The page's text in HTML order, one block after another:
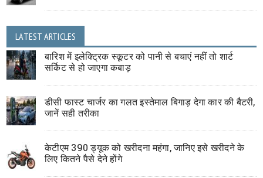
LATEST ARTICLES
बारिश में इलेक्ट्रिक स्कूटर को पानी से बचाएं नहीं तो शार्ट
सर्किट से हो जाएगा कबाड़
डीसी फास्ट चार्जर का गलत इस्तेमाल बिगाड़ देगा कार की बैटरी,
जानें सही तरीका
केटीएम 390 ड्यूक को खरीदना महंगा, जानिए इसे खरीदने के
लिए कितने पैसे देने होंगे